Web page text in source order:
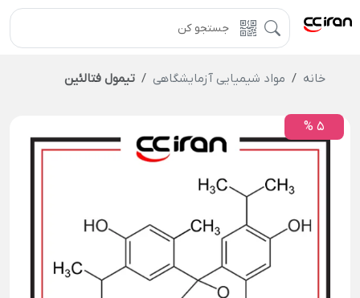
خانه مواد شیمیایی آزمایشگاهی تیمول فتالئین
5 %